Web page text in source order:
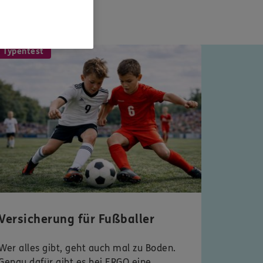
Typentest
für Fußballer
alles gibt, geht auch mal zu Boden.